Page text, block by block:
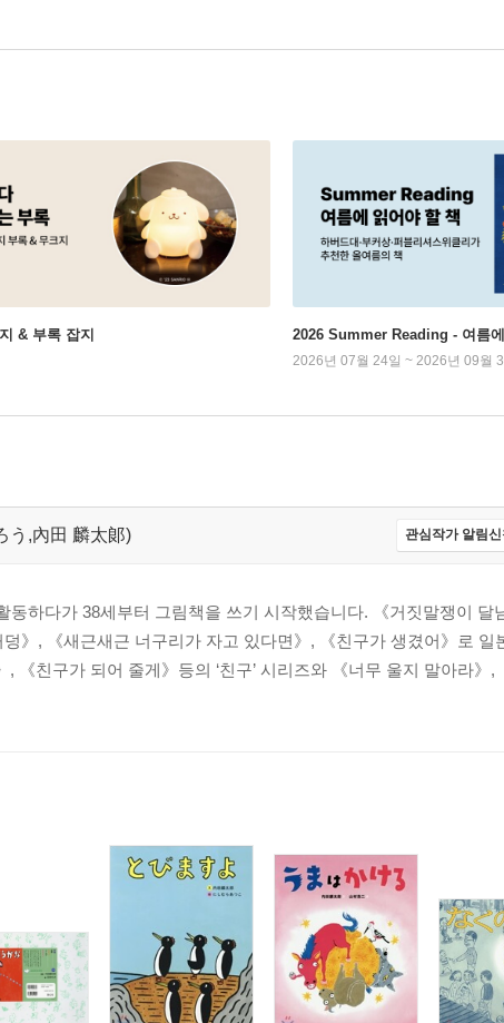
& 부록 잡지 2026 Summer Reading - 여름
2026년 07월 24일 ~ 2026년 09월
う,內田 麟太郞) 관심작가 알림신
하다가 38세부터 그림책을 쓰기 시작했습니다. 《거짓말쟁이 달
》, 《새근새근 너구리가 자고 있다면》, 《친구가 생겼어》로 일
《친구가 되어 줄게》등의 ‘친구’ 시리즈와 《너무 울지 말아라》,